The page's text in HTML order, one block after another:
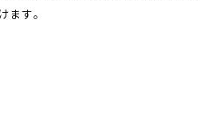
ます。